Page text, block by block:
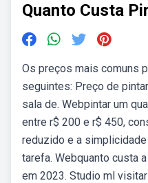
Quanto Custa
Os preços mais comuns
seguintes: Preço de
sala de. Webpintar um
entre r$ 200 e r$ 450,
reduzido e a
tarefa. Webquanto custa
em 2023. Studio ml